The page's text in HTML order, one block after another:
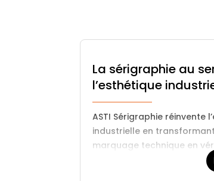
La sérigraphie au
l’esthétique
ASTI Sérigraphie réinvente
industrielle en
marquage technique en
signature visuelle. Finitions
mates, satinées, encres